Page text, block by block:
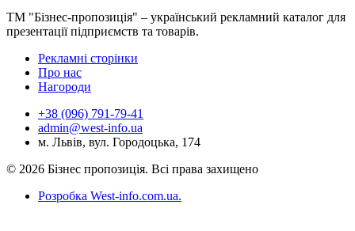
ТМ "Бізнес-пропозиція" – український рекламний каталог для
презентації підприємств та товарів.
Рекламні сторінки
Про нас
Нагороди
+38 (096) 791-79-41
admin@west-info.ua
м. Львів, вул. Городоцька, 174
© 2026 Бізнес пропозиція. Всі права захищено
Розробка West-info.com.ua.